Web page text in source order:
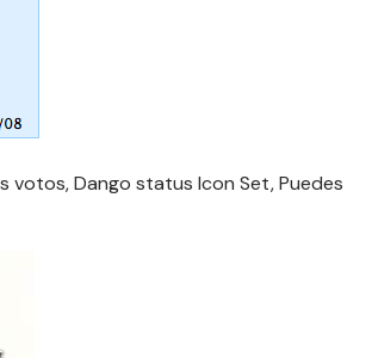
votos, Dango status Icon Set, Puedes